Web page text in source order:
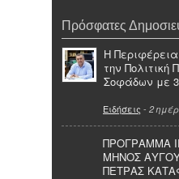
Πρόσφατες
Η
την Πολιτική
Σοφάδων με
Ειδήσεις - 2
ΠΡΟΓΡΑΜΜΑ
ΜΗΝΟΣ
ΠΕΤΡΑΣ